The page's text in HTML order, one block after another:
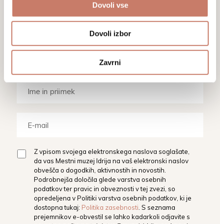
Dovoli vse
Dovoli izbor
Zavrni
Prijavite se na naše novice in sledite
aktualnim dogodkom, prireditvam in
Z vpisom svojega elektronskega naslova soglašate,
da vas Mestni muzej Idrija na vaš elektronski naslov
obvešča o dogodkih, aktivnostih in novostih.
Podrobnejša določila glede varstva osebnih
podatkov ter pravic in obveznosti v tej zvezi, so
opredeljena v Politiki varstva osebnih podatkov, ki je
dostopna tukaj: Politika zasebnosti . S seznama
prejemnikov e-obvestil se lahko kadarkoli odjavite s